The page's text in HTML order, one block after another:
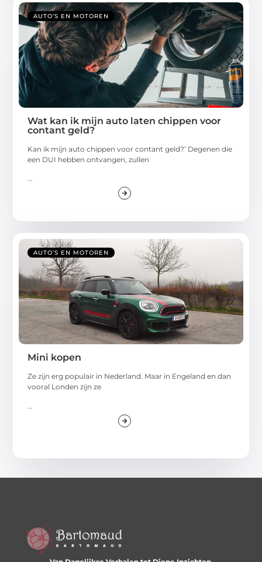
AUTO’S EN MOTOREN
Wat kan ik mijn auto laten chippen voor
contant geld?
Kan ik mijn auto chippen voor contant geld?’ Degenen die
een DUI hebben ontvangen, zullen
...
AUTO’S EN MOTOREN
Mini kopen
Ze zijn erg populair in Nederland. Maar in Engeland en dan
vooral Londen zijn ze